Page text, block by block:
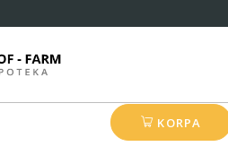
KORPA